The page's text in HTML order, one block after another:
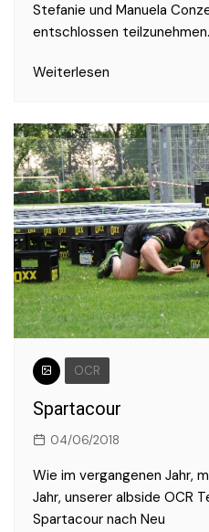
Stefanie und Manuela
entschlossen teilzunehmen.
Weiterlesen
OCR
Spartacour
04/06/2018
Wie im vergangenen Jahr,
Jahr, unserer albside OCR
Spartacour nach Neu